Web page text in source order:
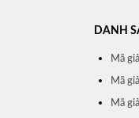
DANH
Mã
Mã
Mã